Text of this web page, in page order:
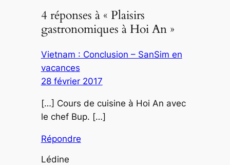
4 réponses à « Plaisirs
gastronomiques à Hoi An »
Vietnam : Conclusion – SanSim en
vacances
28 février 2017
[…] Cours de cuisine à Hoi An avec
le chef Bup. […]
Répondre
Lédine